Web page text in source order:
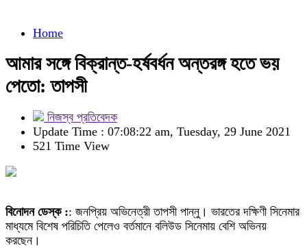
Home
আমার সঙ্গে বিক্রান্ত-হর্ষবর্ধন অন্তরঙ্গ হতে ভয়
পেতো: তাপসী
নিজস্ব প্রতিবেদক
Update Time : 07:08:22 am, Tuesday, 29 June 2021
521 Time View
বিনোদন ডেস্ক :: জনপ্রিয় অভিনেত্রী তাপসী পান্নু। ভারতের দক্ষিণী সিনেমার
মাধ্যমে বিশেষ পরিচিতি পেলেও বর্তমানে বলিউড সিনেমায় বেশি অভিনয়
করছেন।